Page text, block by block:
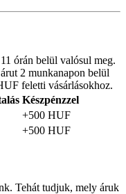
órán belül valósul meg.
2 munkanapon belül
feletti vásárlásokhoz.
Készpénzzel
+500 HUF
+500 HUF
Tehát tudjuk, mely áruk